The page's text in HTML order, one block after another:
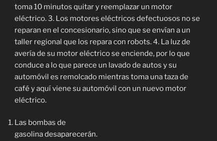
toma 10 minutos quitar y reemplazar un motor
eléctrico. 3. Los motores eléctricos defectuosos no se
reparan en el concesionario, sino que se envían a un
taller regional que los repara con robots. 4. La luz de
avería de su motor eléctrico se enciende, por lo que
conduce a lo que parece un lavado de autos y su
automóvil es remolcado mientras toma una taza de
café y aquí viene su automóvil con un nuevo motor
eléctrico.
Las bombas de
gasolina desaparecerán.